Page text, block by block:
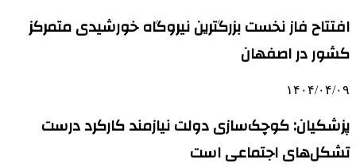
افتتاح فاز نخست بزرگترین نیروگاه خورشیدی متمرکز
کشور در اصفهان
۱۴۰۴/۰۴/۰۹
پزشکیان: کوچک‌سازی دولت نیازمند کارکرد درست
تشکل‌های اجتماعی است